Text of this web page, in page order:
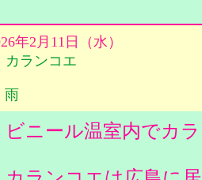
年2月11日（水）
カランコエ
雨
ニール温室内でカ